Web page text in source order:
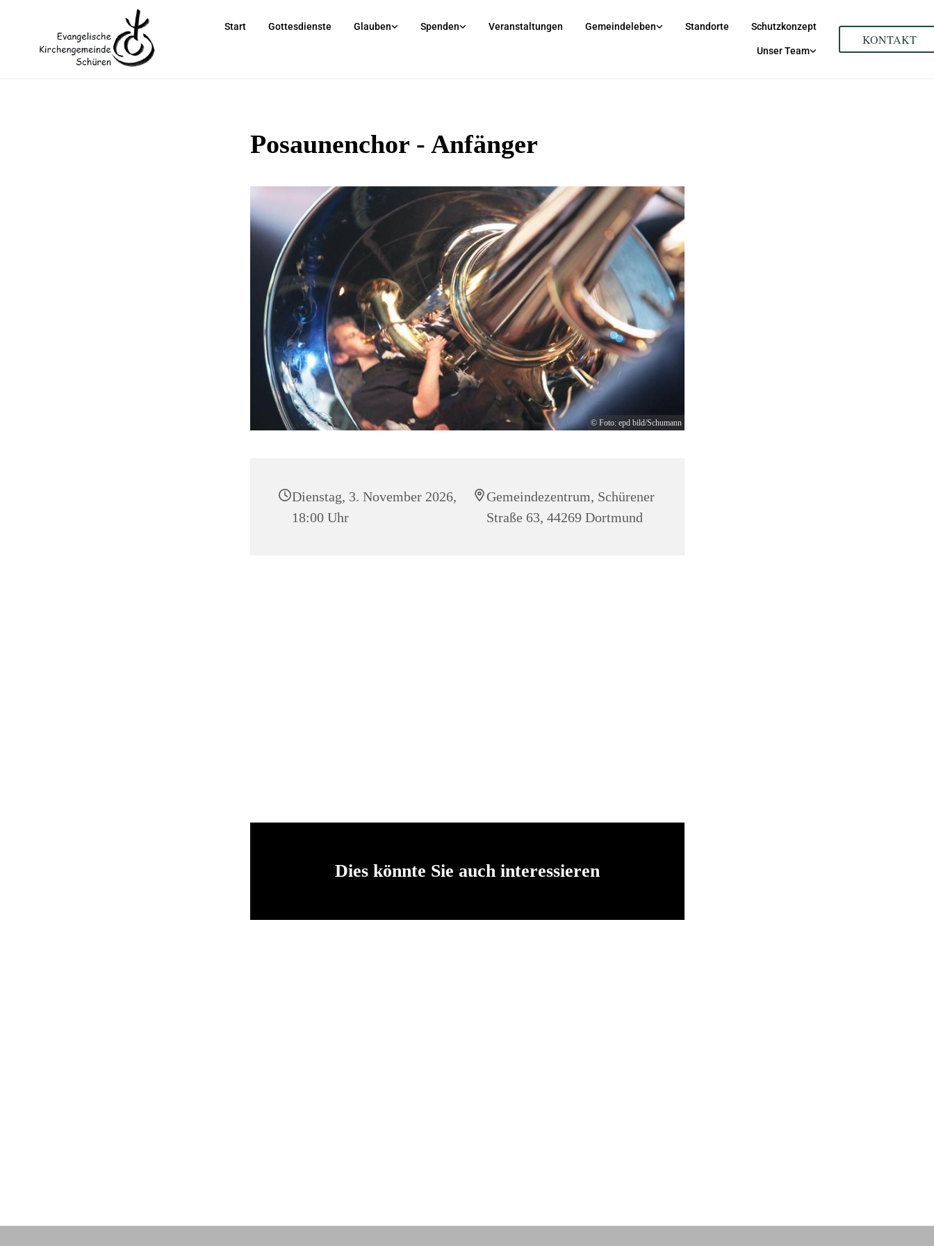
Start Gottesdienste Glauben Spenden Veranstaltungen Gemeindeleben Standorte Schutzkonzept
Unser Team
KONTAKT
Posaunenchor - Anfänger
© Foto: epd bild/Schumann
Dienstag, 3. November 2026,
18:00 Uhr
Gemeindezentrum, Schürener
Straße 63, 44269 Dortmund
Dies könnte Sie auch interessieren